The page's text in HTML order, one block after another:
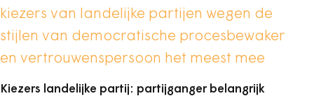
kiezers van landelijke partijen wegen de
stijlen van democratische procesbewaker
en vertrouwenspersoon het meest mee
Kiezers landelijke partij: partijganger belangrijk